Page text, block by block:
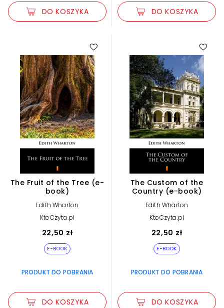
DO KOSZYKA DO KOSZYKA
The Fruit of the Tree (e-
book)
Edith Wharton
KtoCzyta.pl
22,50 zł
E-BOOK
PRODUKT DO POBRANIA
DO KOSZYKA
The Custom of the
Country (e-book)
Edith Wharton
KtoCzyta.pl
22,50 zł
E-BOOK
PRODUKT DO POBRANIA
DO KOSZYKA